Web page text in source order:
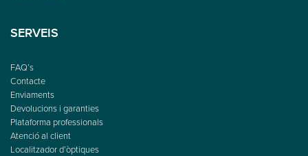
SERVEIS
FAQ’s
Contacte
Enviaments
Devolucions i garanties
Plataforma professionals
Atenció al client
Localitzador d’òptiques